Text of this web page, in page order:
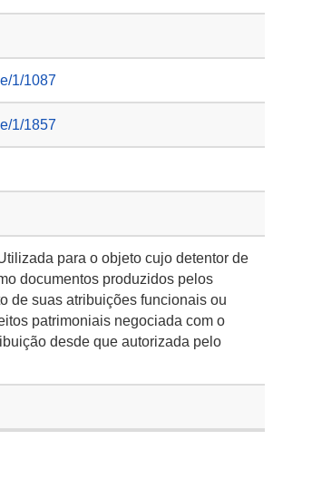
1/1087
1/1857
para o objeto cujo detentor de
documentos produzidos pelos
de suas atribuições funcionais ou
patrimoniais negociada com o
desde que autorizada pelo